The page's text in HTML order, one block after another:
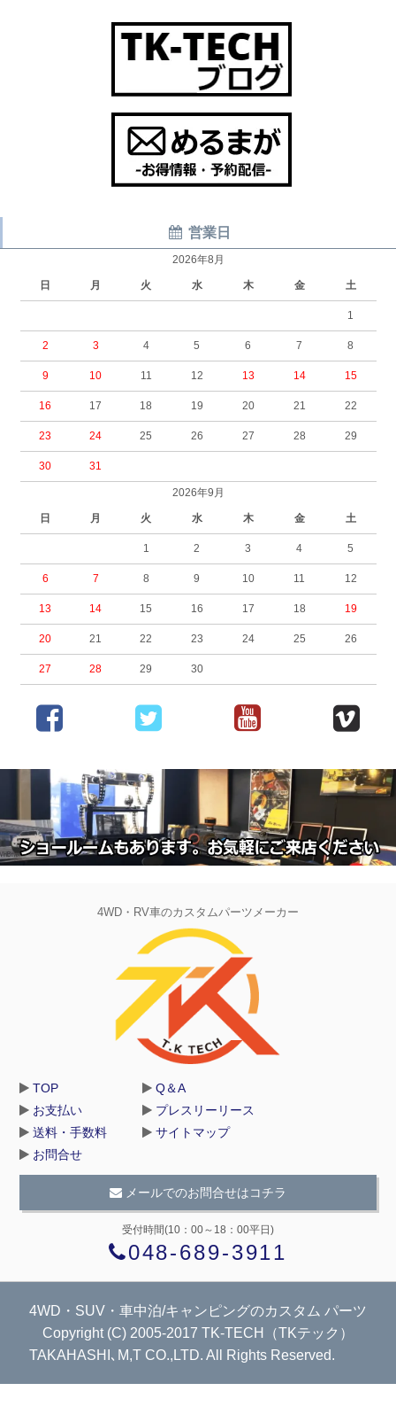
営業日
2026年8月
日 月 火 水 木 金 土
1
2 3 4 5 6 7 8
9 10 11 12 13 14 15
16 17 18 19 20 21 22
23 24 25 26 27 28 29
30 31
2026年9月
日 月 火 水 木 金 土
1 2 3 4 5
6 7 8 9 10 11 12
13 14 15 16 17 18 19
20 21 22 23 24 25 26
27 28 29 30
4WD・RV車のカスタムパーツメーカー
TOP
お支払い
送料・手数料
お問合せ
Q＆A
プレスリーリース
サイトマップ
メールでのお問合せはコチラ
受付時間(10：00～18：00平日)
048-689-3911
4WD・SUV・車中泊/キャンピングのカスタム パーツ
Copyright (C) 2005-2017 TK-TECH（TKテック）
TAKAHASHI､M,T CO.,LTD. All Rights Reserved.